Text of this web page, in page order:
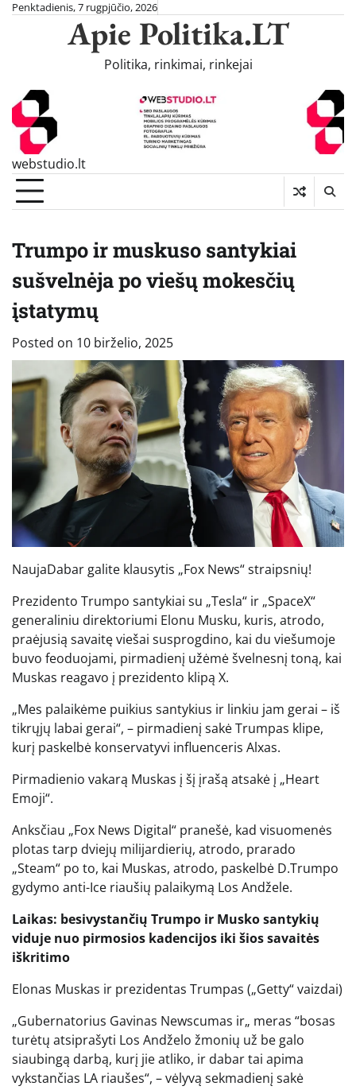
SkipPenktadienis, 7 rugpjūčio, 2026
Apie Politika.LT
Politika, rinkimai, rinkejai
webstudio.lt
Trumpo ir muskuso santykiai
sušvelnėja po viešų mokesčių
įstatymų
Posted on 10 birželio, 2025
NaujaDabar galite klausytis „Fox News“ straipsnių!
Prezidento Trumpo santykiai su „Tesla“ ir „SpaceX“
generaliniu direktoriumi Elonu Musku, kuris, atrodo,
praėjusią savaitę viešai susprogdino, kai du viešumoje
buvo feoduojami, pirmadienį užėmė švelnesnį toną, kai
Muskas reagavo į prezidento klipą X.
„Mes palaikėme puikius santykius ir linkiu jam gerai – iš
tikrųjų labai gerai“, – pirmadienį sakė Trumpas klipe,
kurį paskelbė konservatyvi influenceris Alxas.
Pirmadienio vakarą Muskas į šį įrašą atsakė į „Heart
Emoji“.
Anksčiau „Fox News Digital“ pranešė, kad visuomenės
plotas tarp dviejų milijardierių, atrodo, prarado
„Steam“ po to, kai Muskas, atrodo, paskelbė D.Trumpo
gydymo anti-Ice riaušių palaikymą Los Andžele.
Laikas: besivystančių Trumpo ir Musko santykių
viduje nuo pirmosios kadencijos iki šios savaitės
iškritimo
Elonas Muskas ir prezidentas Trumpas („Getty“ vaizdai)
„Gubernatorius Gavinas Newscumas ir„ meras “bosas
turėtų atsiprašyti Los Andželo žmonių už be galo
siaubingą darbą, kurį jie atliko, ir dabar tai apima
vykstančias LA riaušes“, – vėlyvą sekmadienį sakė